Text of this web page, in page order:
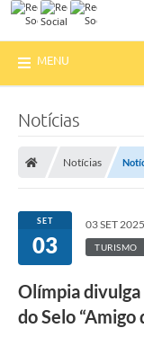
MENU
Notícias
Notícias
SET
03
03 SET 2025
TURISMO
Olímpia
do Selo “Amigo